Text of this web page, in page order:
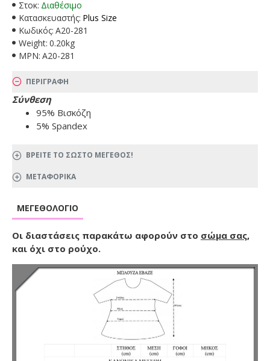
Στοκ: Διαθέσιμο
Κατασκευαστής: Plus Size
Κωδικός: A20-281
Weight: 0.20kg
MPN: A20-281
ΠΕΡΙΓΡΑΦΗ
Σύνθεση
95% Βισκόζη
5% Spandex
ΒΡΕΙΤΕ ΤΟ ΣΩΣΤΟ ΜΕΓΕΘΟΣ!
ΜΕΤΑΦΟΡΙΚΑ
ΜΕΓΕΘΟΛΌΓΙΟ
Οι διαστάσεις παρακάτω αφορούν στο σώμα σας,
και όχι στο ρούχο.